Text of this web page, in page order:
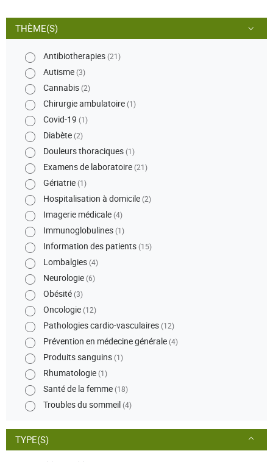
THÈME(S)
Antibiotherapies(21)
Autisme(3)
Cannabis(2)
Chirurgie ambulatoire(1)
Covid-19 (1)
Diabète(2)
Douleurs thoraciques(1)
Examens de laboratoire(21)
Gériatrie(1)
Hospitalisation à domicile(2)
Imagerie médicale(4)
Immunoglobulines(1)
Information des patients(15)
Lombalgies(4)
Neurologie(6)
Obésité(3)
Oncologie(12)
Pathologies cardio-vasculaires(12)
Prévention en médecine générale(4)
Produits sanguins(1)
Rhumatologie(1)
Santé de la femme(18)
Troubles du sommeil(4)
TYPE(S)